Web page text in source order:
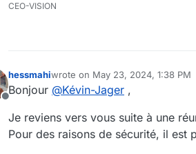
CEO-VISION
Offline
hessmahiwrote on May 23, 2024, 1:38 PM
last edited by
Bonjour @Kévin-Jager ,
Je reviens vers vous suite à une
Pour des raisons de sécurité, il est